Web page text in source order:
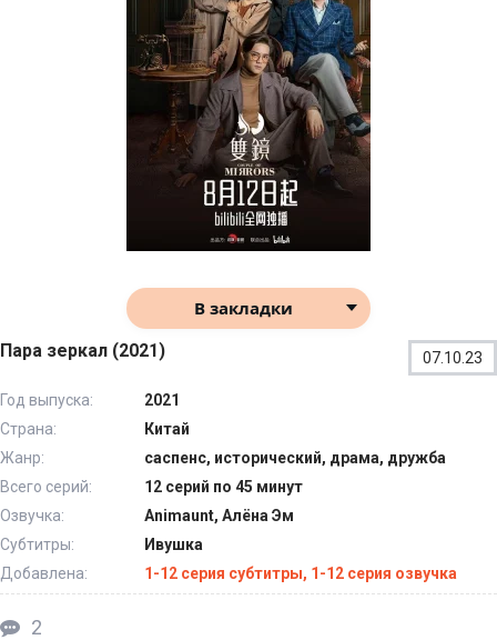
В закладки
Пара зеркал (2021) 07.10.23
Год выпуска:
2021
Страна:
Китай
Жанр:
саспенс, исторический, драма, дружба
Всего серий:
12 серий по 45 минут
Озвучка:
Animaunt, Алёна Эм
Субтитры:
Ивушка
Добавлена:
1-12 серия субтитры, 1-12 серия озвучка
2